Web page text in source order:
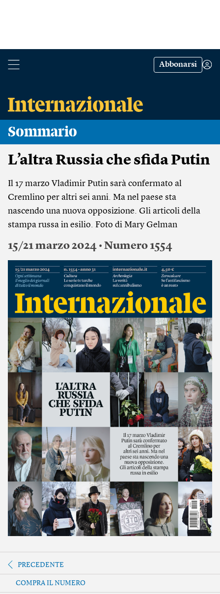
Abbonarsi
Sommario
L’altra Russia che sfida Putin
Il 17 marzo Vladimir Putin sarà confermato al
Cremlino per altri sei anni. Ma nel paese sta
nascendo una nuova opposizione. Gli articoli della
stampa russa in esilio. Foto di Mary Gelman
15/21 marzo 2024 • Numero 1554
PRECEDENTE
COMPRA IL NUMERO